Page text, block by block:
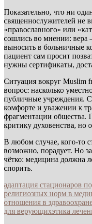
Показательно, что ни
священнослужителей не
«православного» или
сошлись во мнении: вера
выносить в больничные
пациент сам просит
нужны сертификаты,
Ситуация вокруг Muslim
вопрос: насколько
публичные учреждения.
комфорте и уважении к
фрагментации общества.
критику духовенства, но
В любом случае, кого-то
возможно, порадует. Но
чётко: медицина должна
спорить.
адаптация стационаров
религиозных норм в
отношения в
для верующихэтика